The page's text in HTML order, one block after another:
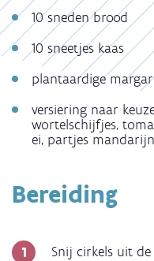
10 sneden brood
10 sneetjes kaas
plantaardige
versiering naar
wortelschijfjes,
ei, partjes
Bereiding
Snij cirkels uit